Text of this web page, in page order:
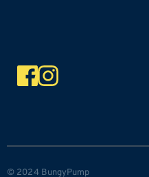
© 2024 BungyPump